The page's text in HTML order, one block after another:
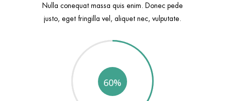
Nulla conequat massa quis enim. Donec pede
justo, eget fringilla vel, aliquet nec, vulputate.
60